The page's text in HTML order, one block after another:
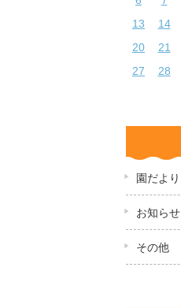
13
14
20
21
27
28
園だより
お知らせ
その他